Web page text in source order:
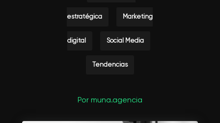
estratégica Marketing
digital Social Media
Tendencias
Por muna.agencia